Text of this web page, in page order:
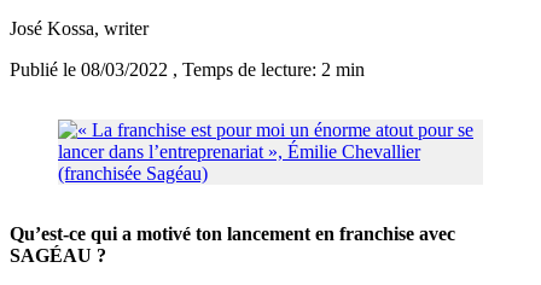
José Kossa, writer
Publié le 08/03/2022 , Temps de lecture: 2 min
Qu’est-ce qui a motivé ton lancement en franchise avec
SAGÉAU ?